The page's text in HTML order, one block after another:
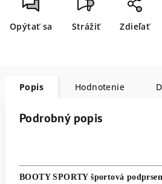
Opýtať sa Strážiť Zdieľať
Popis Hodnotenie
Podrobný popis
BOOTY SPORTY športová